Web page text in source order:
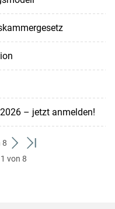
– jetzt anmelden!
8
weiter
zum
zum
von 8